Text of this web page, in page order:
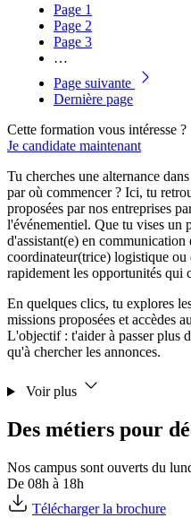
Page 1
Page 2
Page 3
…
Page suivante
Dernière page
Cette formation vous intéresse ?
Je candidate maintenant
Tu cherches une alternance
par où commencer ? Ici, tu
proposées par nos entreprises
l'événementiel. Que tu vises un
d'assistant(e) en communication
coordinateur(trice) logistique
rapidement les opportunités qui
En quelques clics, tu explores
missions proposées et accèdes
L'objectif : t'aider à passer plus
qu'à chercher les annonces.
Voir plus
Des métiers pour
Nos campus sont ouverts du
De 08h à 18h
Télécharger la brochure